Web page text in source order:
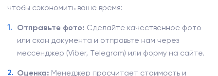
чтобы сэкономить ваше время:
Отправьте фото: Сделайте качественное фото
или скан документа и отправьте нам через
мессенджер (Viber, Telegram) или форму на сайте.
Оценка: Менеджер просчитает стоимость и